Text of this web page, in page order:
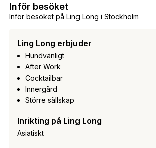
Inför besöket på Ling Long i Stockholm
Inför besöket
Ling Long erbjuder
Hundvänligt
After Work
Cocktailbar
Innergård
Större sällskap
Inrikting på Ling Long
Asiatiskt